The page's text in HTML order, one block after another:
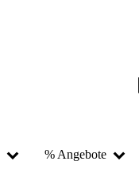
% Angebote